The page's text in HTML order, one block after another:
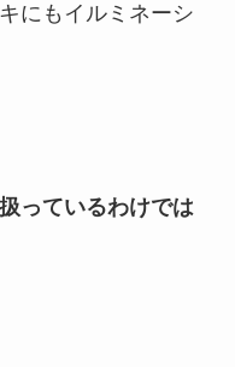
にもイルミネーシ
っているわけでは